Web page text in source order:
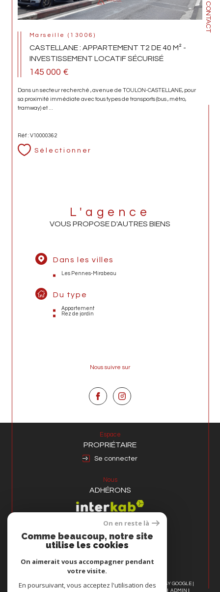
CONTACT
Marseille (13006)
CASTELLANE : APPARTEMENT T2 DE 40 M² -
INVESTISSEMENT LOCATIF SÉCURISÉ
145 000 €
Dans un secteur recherché , avenue de TOULON-CASTELLANE, pour
sa proximité immédiate avec tous types de transports (bus , métro,
tramway) et ...
Réf : V10000362
Sélectionner
L'agence
VOUS PROPOSE D'AUTRES BIENS
Dans les villes
Les Pennes-Mirabeau
Du type
Appartement
Rez de jardin
Nous suivre sur
Espace
PROPRIÉTAIRE
Se connecter
Nous
ADHÉRONS
Avis
CLIENT
© 2026 | TOUS DROITS RÉSERVÉS | TRADUCTION POWERED BY GOOGLE |
PLAN DU SITE ADMIN
On en reste là
Comme beaucoup, notre site
utilise les cookies
On aimerait vous accompagner pendant
votre visite.
En poursuivant, vous acceptez l'utilisation des